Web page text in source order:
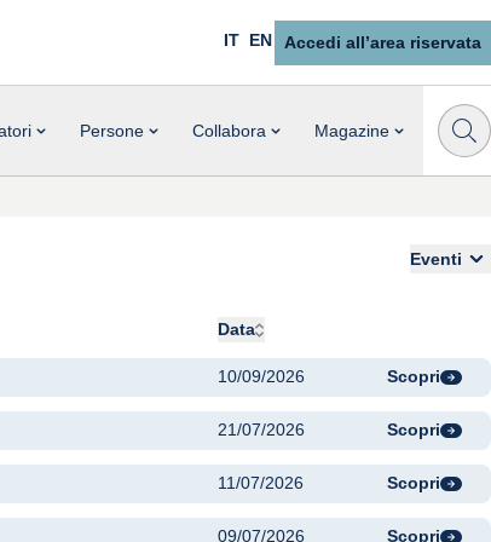
IT EN Accedi all’area riservata
Persone Collabora Magazine
Eventi
Data
10/09/2026 Scopri
21/07/2026 Scopri
11/07/2026 Scopri
09/07/2026 Scopri